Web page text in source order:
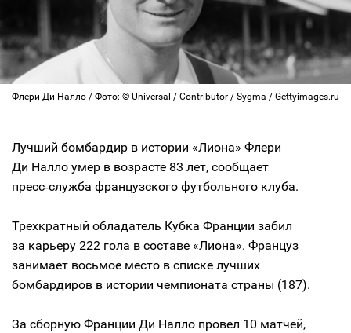
Флери Ди Налло / Фото: © Universal / Contributor / Sygma / Gettyimages.ru
Лучший бомбардир в истории «Лиона» Флери
Ди Налло умер в возрасте 83 лет, сообщает
пресс‑служба французского футбольного клуба.
Трехкратный обладатель Кубка Франции забил
за карьеру 222 гола в составе «Лиона». Француз
занимает восьмое место в списке лучших
бомбардиров в истории чемпионата страны (187).
За сборную Франции Ди Налло провел 10 матчей,